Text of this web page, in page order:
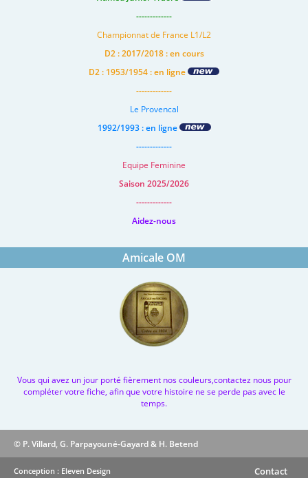
-------------
Championnat de France L1/L2
D2 : 2017/2018 : en cours
D2 : 1953/1954 : en ligne
-------------
Le Provencal
1992/1993 : en ligne
-------------
Equipe Feminine
Saison 2025/2026
-------------
Aidez-nous
Amicale OM
Vous qui avez un jour porté fièrement nos couleurs,contactez nous pour
compléter votre fiche, afin que votre histoire ne se perde pas avec le
temps.
© P. Villard, G. Parpayouné-Gayard & H. Betend
Conception : Eleven Design Contact